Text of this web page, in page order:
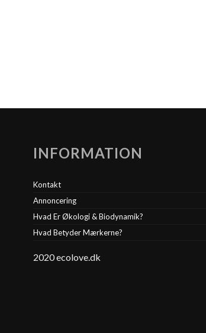
INFORMATION
Kontakt
Annoncering
Hvad Er Økologi & Biodynamik?
Hvad Betyder Mærkerne?
2020 ecolove.dk